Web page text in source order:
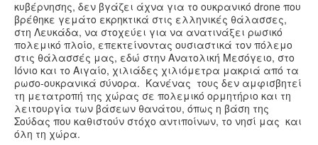
κυβέρνησης, δεν βγάζει άχνα για το ουκρανικό drone που
βρέθηκε γεμάτο εκρηκτικά στις ελληνικές θάλασσες,
στη Λευκάδα, να στοχεύει για να ανατινάξει ρωσικό
πολεμικό πλοίο, επεκτείνοντας ουσιαστικά τον πόλεμο
στις θάλασσές μας, εδώ στην Ανατολική Μεσόγειο, στο
Ιόνιο και το Αιγαίο, χιλιάδες χιλιόμετρα μακριά από τα
ρωσο-ουκρανικά σύνορα. Κανένας τους δεν αμφισβητεί
τη μετατροπή της χώρας σε πολεμικό ορμητήριο και τη
λειτουργία των βάσεων θανάτου, όπως η βάση της
Σούδας που καθιστούν στόχο αντιποίνων, το νησί μας και
όλη τη χώρα.